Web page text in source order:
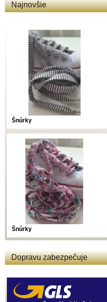
Najnovšie
Šnúrky
Šnúrky
Dopravu zabezpečuje